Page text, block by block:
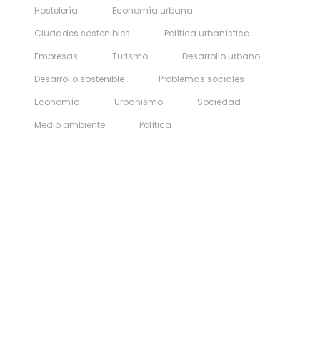
Hostelería
Economía urbana
Ciudades sostenibles
Política urbanística
Empresas
Turismo
Desarrollo urbano
Desarrollo sostenible
Problemas sociales
Economía
Urbanismo
Sociedad
Medio ambiente
Política